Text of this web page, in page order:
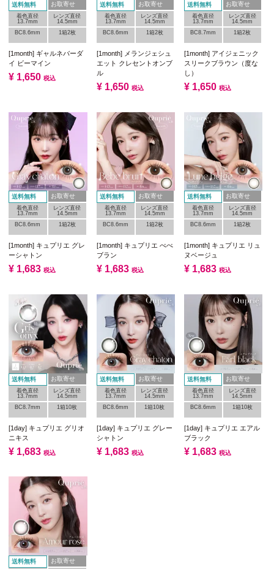
送料無料 お取寄せ
着色直径
13.7mm
レンズ直径
14.5mm
BC8.6mm
1箱2枚
[1month] ギャルネバーダ
イ ビーマイン
¥ 1,650 税込
送料無料 お取寄せ
着色直径
13.7mm
レンズ直径
14.5mm
BC8.6mm
1箱2枚
[1month] メランジェシュ
エット クレセントオンブ
ル
¥ 1,650 税込
送料無料 お取寄せ
着色直径
13.7mm
レンズ直径
14.5mm
BC8.7mm
1箱2枚
[1month] アイジェニック
スリークブラウン（度な
し）
¥ 1,650 税込
送料無料 お取寄せ
着色直径
13.7mm
レンズ直径
14.5mm
BC8.6mm
1箱2枚
[1month] キュプリエ グレ
ーシャトン
¥ 1,683 税込
送料無料 お取寄せ
着色直径
13.7mm
レンズ直径
14.5mm
BC8.6mm
1箱2枚
[1month] キュプリエ べべ
ブラン
¥ 1,683 税込
送料無料 お取寄せ
着色直径
13.7mm
レンズ直径
14.5mm
BC8.6mm
1箱2枚
[1month] キュプリエ リュ
ヌベージュ
¥ 1,683 税込
送料無料 お取寄せ
着色直径
13.7mm
レンズ直径
14.5mm
BC8.7mm
1箱10枚
[1day] キュプリエ グリオ
ニキス
¥ 1,683 税込
送料無料 お取寄せ
着色直径
13.7mm
レンズ直径
14.5mm
BC8.6mm
1箱10枚
[1day] キュプリエ グレー
シャトン
¥ 1,683 税込
送料無料 お取寄せ
着色直径
13.7mm
レンズ直径
14.5mm
BC8.6mm
1箱10枚
[1day] キュプリエ エアル
ブラック
¥ 1,683 税込
送料無料 お取寄せ